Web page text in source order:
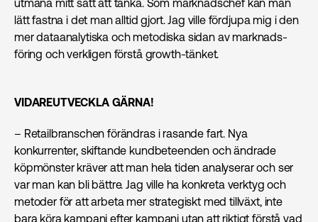
utmana mitt sätt att tänka. Som marknadschef kan man
lätt fastna i det man alltid gjort. Jag ville fördjupa mig i den
mer dataanalytiska och metodiska sidan av marknads­
föring och verkligen förstå growth-tänket.
VIDAREUTVECKLA GÄRNA!
– Retailbranschen förändras i rasande fart. Nya
konkurrenter, skiftande kundbeteenden och ändrade
köpmönster kräver att man hela tiden analyserar och ser
var man kan bli bättre. Jag ville ha konkreta verktyg och
metoder för att arbeta mer strategiskt med tillväxt, inte
bara köra kampanj efter kampanj utan att riktigt förstå vad